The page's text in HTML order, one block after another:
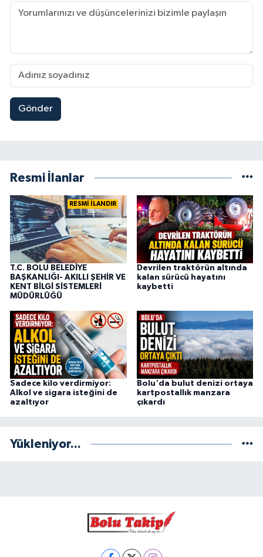
Gönder
Resmi İlanlar
RESMİ İLANDIR
T.C. BOLU BELEDİYE
BAŞKANLIĞI- AKILLI ŞEHİR VE
KENT BİLGİ SİSTEMLERİ
MÜDÜRLÜĞÜ
Devrilen traktörün altında
kalan sürücü hayatını
kaybetti
Sadece kilo verdirmiyor:
Alkol ve sigara isteğini de
azaltıyor
Bolu'da bulut denizi ortaya
kartpostallık manzara
çıkardı
Yükleniyor...